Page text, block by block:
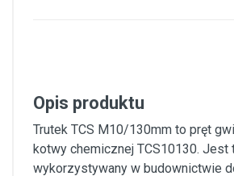
Opis produktu
Trutek TCS M10/130mm to pręt
kotwy chemicznej TCS10130. Jest
wykorzystywany w budownictwie